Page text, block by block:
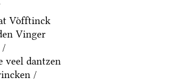
Voͤfftinck
Vinger
/
veel dantzen
/